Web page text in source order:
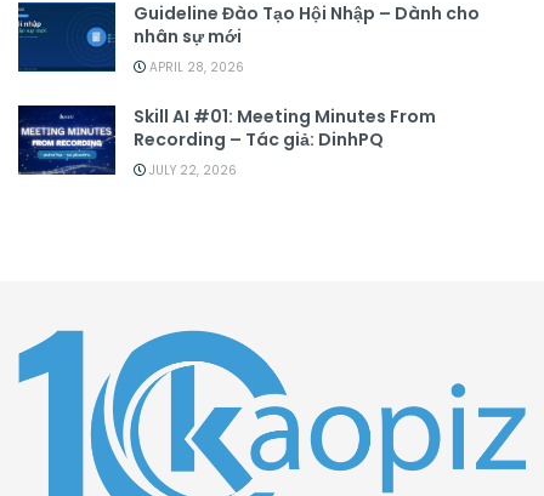
Guideline Đào Tạo Hội Nhập – Dành cho
nhân sự mới
APRIL 28, 2026
Skill AI #01: Meeting Minutes From
Recording – Tác giả: DinhPQ
JULY 22, 2026